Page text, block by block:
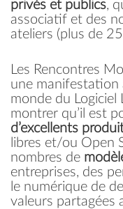
privés et publics,
associatif et des
ateliers (plus de
Les Rencontres
une manifestation
monde du
montrer qu’il est
d’excellents
libres et/ou Open
nombres de
entreprises, des
le numérique de
valeurs partagées